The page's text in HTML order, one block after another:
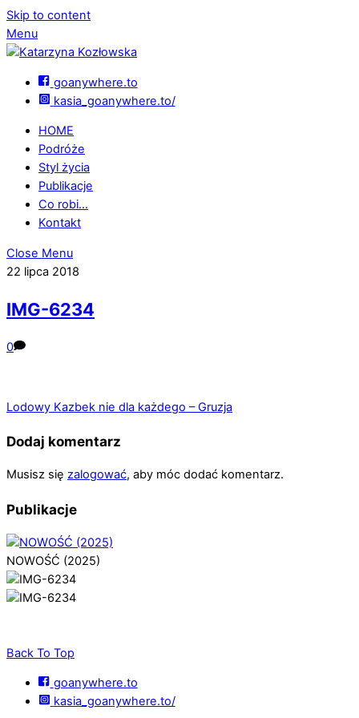
Skip to content
Menu
goanywhere.to
kasia_goanywhere.to/
HOME
Podróże
Styl życia
Publikacje
Co robi…
Kontakt
Close Menu
22 lipca 2018
IMG-6234
0
Lodowy Kazbek nie dla każdego – Gruzja
Dodaj komentarz
Musisz się zalogować, aby móc dodać komentarz.
Publikacje
NOWOŚĆ (2025)
Back To Top
goanywhere.to
kasia_goanywhere.to/